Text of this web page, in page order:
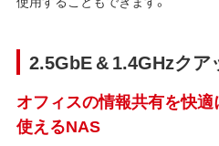
2.5GbE & 1.4GHzクア
オフィスの情報共有を快適
使えるNAS